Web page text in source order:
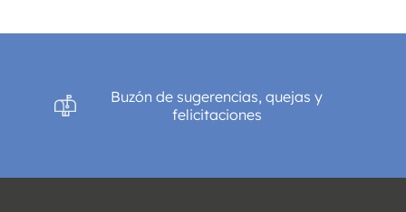
Buzón de sugerencias, quejas y
felicitaciones